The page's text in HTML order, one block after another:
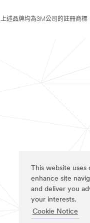
This website
enhance site
and deliver you
your interests.
Cookie Notice
上述品牌均為3M公司的註冊商標